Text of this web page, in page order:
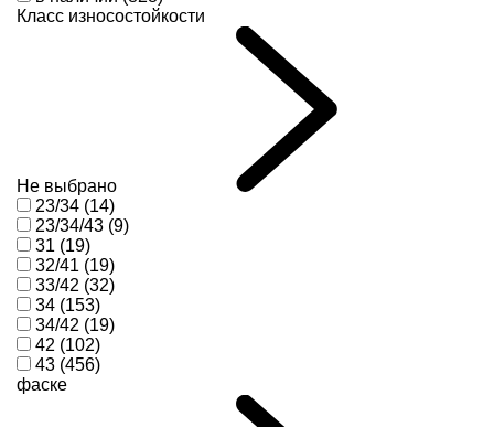
Класс износостойкости
Не выбрано
23/34 (14)
23/34/43 (9)
31 (19)
32/41 (19)
33/42 (32)
34 (153)
34/42 (19)
42 (102)
43 (456)
фаске